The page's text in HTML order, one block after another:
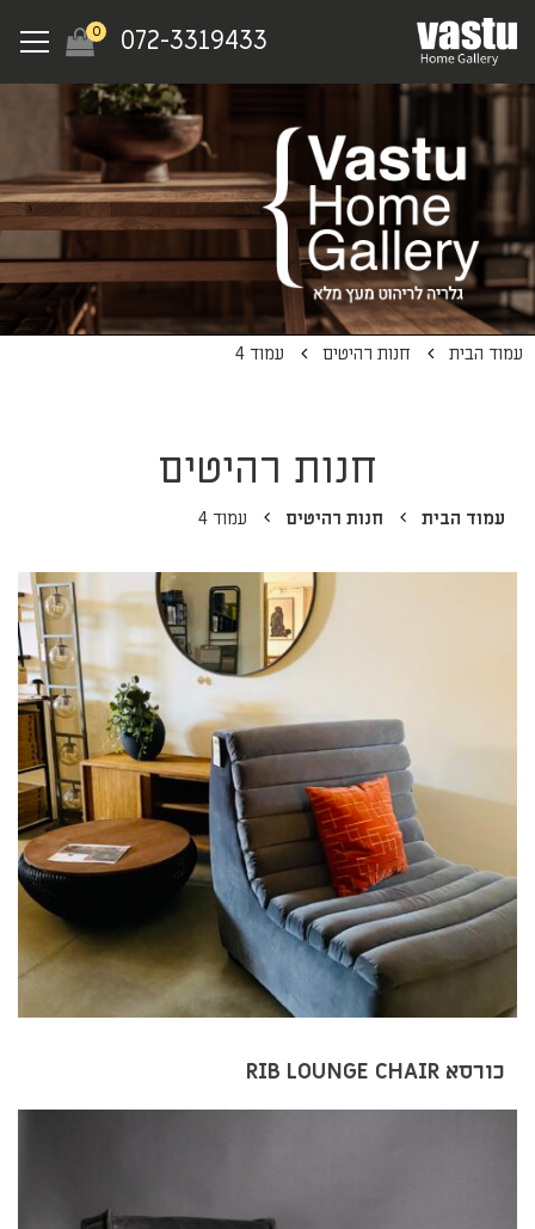
main
072-3319433
0
Menu
עמוד הבית חנות רהיטים עמוד 4
חנות רהיטים
עמוד הבית חנות רהיטים עמוד 4
כורסא RIB LOUNGE CHAIR